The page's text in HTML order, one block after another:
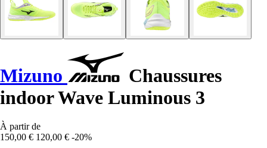
Mizuno
Chaussures
indoor Wave Luminous 3
À partir de
150,00 € 120,00 € -20%